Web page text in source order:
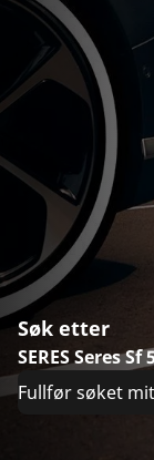
Søk etter
SERES Seres
Fullfør søket